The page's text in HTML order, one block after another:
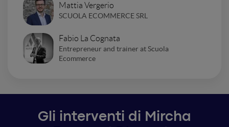
Mattia Vergerio
SCUOLA ECOMMERCE SRL
Fabio La Cognata
Entrepreneur and trainer at Scuola
Ecommerce
Gli interventi di Mircha